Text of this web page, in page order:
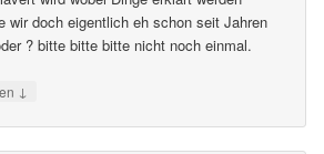
wir doch eigentlich eh schon seit Jahren
? bitte bitte bitte nicht noch einmal.
↓